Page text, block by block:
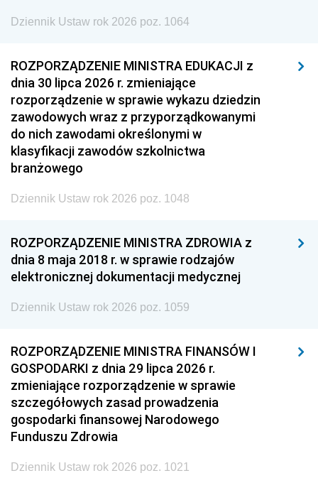
Dziennik Ustaw rok 2026 poz. 1064
ROZPORZĄDZENIE MINISTRA EDUKACJI z
dnia 30 lipca 2026 r. zmieniające
rozporządzenie w sprawie wykazu dziedzin
zawodowych wraz z przyporządkowanymi
do nich zawodami określonymi w
klasyfikacji zawodów szkolnictwa
branżowego
Dziennik Ustaw rok 2026 poz. 1048
ROZPORZĄDZENIE MINISTRA ZDROWIA z
dnia 8 maja 2018 r. w sprawie rodzajów
elektronicznej dokumentacji medycznej
Dziennik Ustaw rok 2026 poz. 1059
ROZPORZĄDZENIE MINISTRA FINANSÓW I
GOSPODARKI z dnia 29 lipca 2026 r.
zmieniające rozporządzenie w sprawie
szczegółowych zasad prowadzenia
gospodarki finansowej Narodowego
Funduszu Zdrowia
Dziennik Ustaw rok 2026 poz. 1021